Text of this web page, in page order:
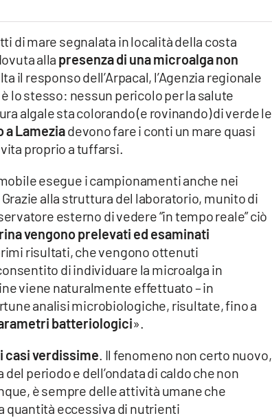
di mare segnalata in località della costa
alla presenza di una microalga non
il responso dell’Arpacal, l’Agenzia regionale
lo stesso: nessun pericolo per la salute
algale sta colorando (e rovinando) di verde le
a Lameziadevono fare i conti un mare quasi
proprio a tuffarsi.
esegue i campionamenti anche nei
alla struttura del laboratorio, munito di
esterno di vedere “in tempo reale” ciò
vengono prelevati ed esaminati
risultati, che vengono ottenuti
di individuare la microalga in
viene naturalmente effettuato – in
analisi microbiologiche, risultate, fino a
batteriologici».
casi verdissime. Il fenomeno non certo nuovo,
periodo e dell’ondata di caldo che non
è sempre delle attività umane che
quantità eccessiva di nutrienti